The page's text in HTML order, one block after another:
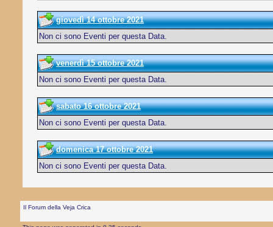
giovedì 14 ottobre 2021
Non ci sono Eventi per questa Data.
venerdì 15 ottobre 2021
Non ci sono Eventi per questa Data.
sabato 16 ottobre 2021
Non ci sono Eventi per questa Data.
domenica 17 ottobre 2021
Non ci sono Eventi per questa Data.
Il Forum della Veja Crica